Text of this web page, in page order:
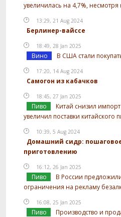
увеличилась на 4,7%,
13:29, 21 Aug 2024
Берлинер-вайссе
18:49, 28 Jan 2025
Вино В США стали
17:20, 14 Aug 2024
Самогон из кабачков
18:45, 27 Jan 2025
Пиво
Китай снизил
увеличил поставки китайского
10:39, 5 Aug 2024
Домашний сидр:
приготовлению
16:12, 26 Jan 2025
Пиво
В России
ограничения на рекламу
16:08, 25 Jan 2025
Пиво
Производство и